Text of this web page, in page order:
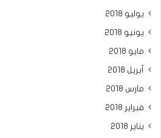
يوليو 2018
يونيو 2018
مايو 2018
أبريل 2018
مارس 2018
فبراير 2018
يناير 2018